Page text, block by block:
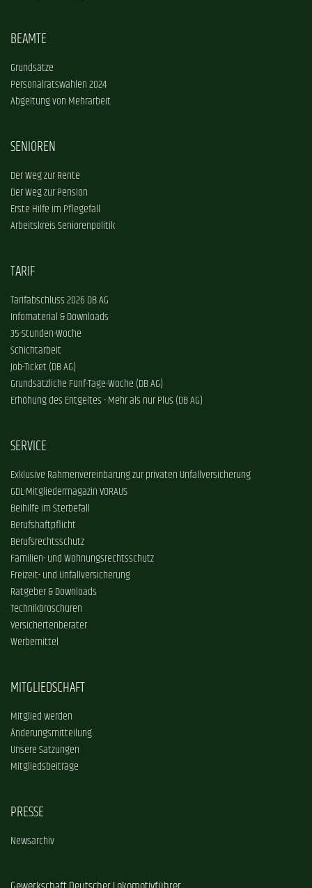
BEAMTE
Grundsätze
Personalratswahlen 2024
Abgeltung von Mehrarbeit
SENIOREN
Der Weg zur Rente
Der Weg zur Pension
Erste Hilfe im Pflegefall
Arbeitskreis Seniorenpolitik
TARIF
Tarifabschluss 2026 DB AG
Infomaterial & Downloads
35-Stunden-Woche
Schichtarbeit
Job-Ticket (DB AG)
Grundsätzliche Fünf-Tage-Woche (DB AG)
Erhöhung des Entgeltes - Mehr als nur Plus (DB AG)
SERVICE
Exklusive Rahmenvereinbarung zur privaten Unfallversicherung
GDL-Mitgliedermagazin VORAUS
Beihilfe im Sterbefall
Berufshaftpflicht
Berufsrechtsschutz
Familien- und Wohnungsrechtsschutz
Freizeit- und Unfallversicherung
Ratgeber & Downloads
Technikbroschüren
Versichertenberater
Werbemittel
MITGLIEDSCHAFT
Mitglied werden
Änderungsmitteilung
Unsere Satzungen
Mitgliedsbeiträge
PRESSE
Newsarchiv